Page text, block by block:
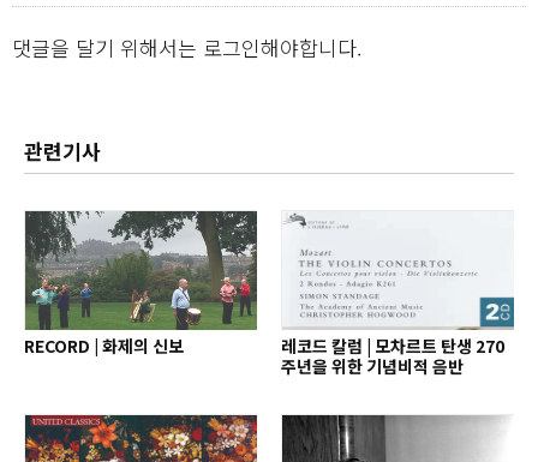
댓글을 달기 위해서는 로그인해야합니다.
관련기사
RECORD | 화제의 신보
레코드 칼럼 | 모차르트 탄생 270
주년을 위한 기념비적 음반